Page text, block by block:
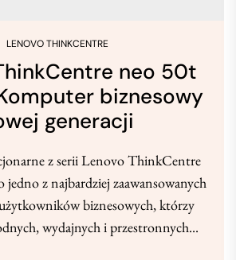
LENOVO THINKCENTRE
neo 50t
biznesowy
generacji
z serii Lenovo ThinkCentre
z najbardziej zaawansowanych
biznesowych, którzy
wydajnych i przestronnych...